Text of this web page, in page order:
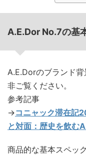
A.E.Dor No.7の基
A.E.Dorのブランド
非ご覧ください。
参考記事
→コニャック滞在
と対面：歴史を飲む
商品的な基本スペッ